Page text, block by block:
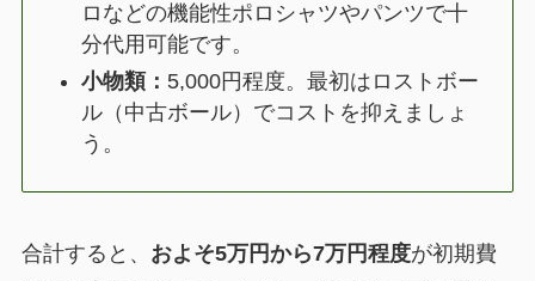
ロなどの機能性ポロシャツやパンツで十
分代用可能です。
小物類： 5,000円程度。最初はロストボー
ル（中古ボール）でコストを抑えましょ
う。
合計すると、 およそ5万円から7万円程度が初期費